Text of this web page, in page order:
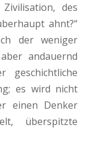
des
ahnt?“
der weniger
andauernd
geschichtliche
es wird nicht
einen Denker
überspitzte